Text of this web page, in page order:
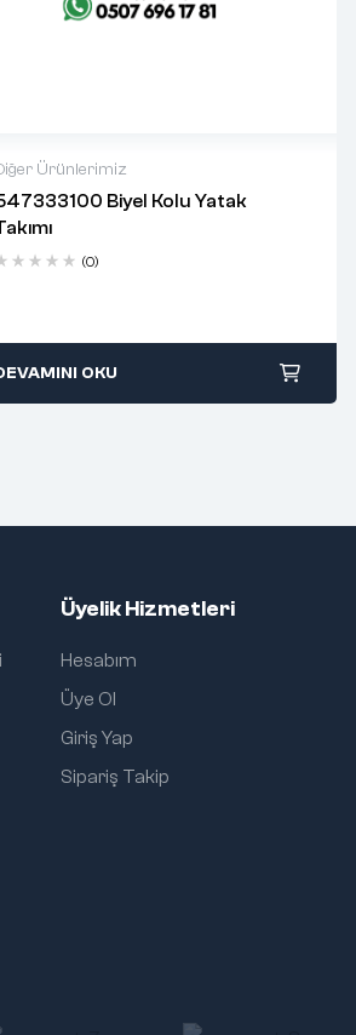
Ürünlerimiz
Biyel Kolu Yatak
(0)
2 years warranty
Delivery time: 1-2 business days
Free 90 days return
OKU
Üyelik Hizmetleri
Hesabım
Üye Ol
Giriş Yap
Sipariş Takip